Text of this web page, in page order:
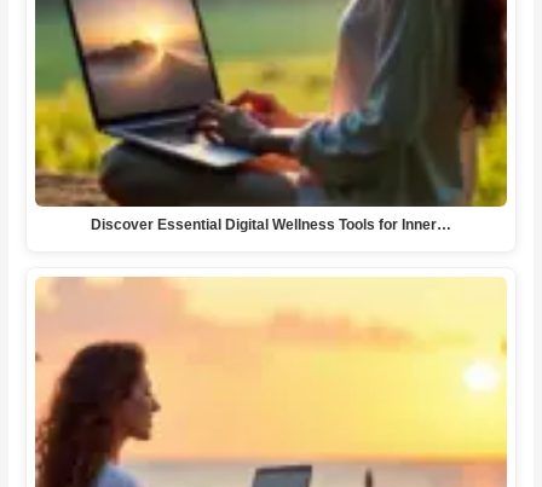
Discover Essential Digital Wellness Tools for Inner…